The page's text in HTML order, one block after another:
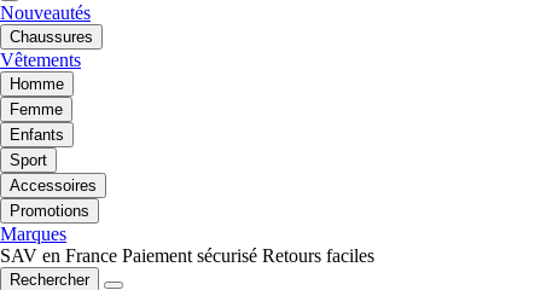
Nouveautés
Chaussures
Vêtements
Homme
Femme
Enfants
Sport
Accessoires
Promotions
Marques
SAV en France Paiement sécurisé Retours faciles
Rechercher